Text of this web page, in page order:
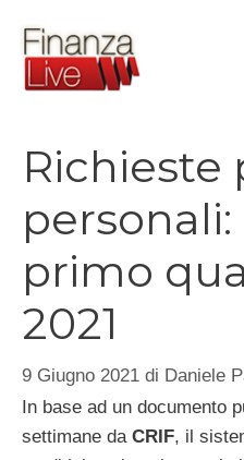
contenuto
Richieste
primo
2021
9 Giugno 2021 di Daniele
In base ad un documento
settimane da CRIF, il